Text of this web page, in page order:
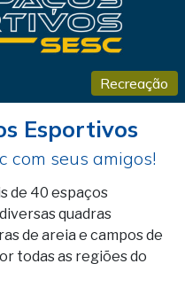
Recreação
Esportivos
com seus amigos!
de 40 espaços
quadras
de areia e campos de
todas as regiões do